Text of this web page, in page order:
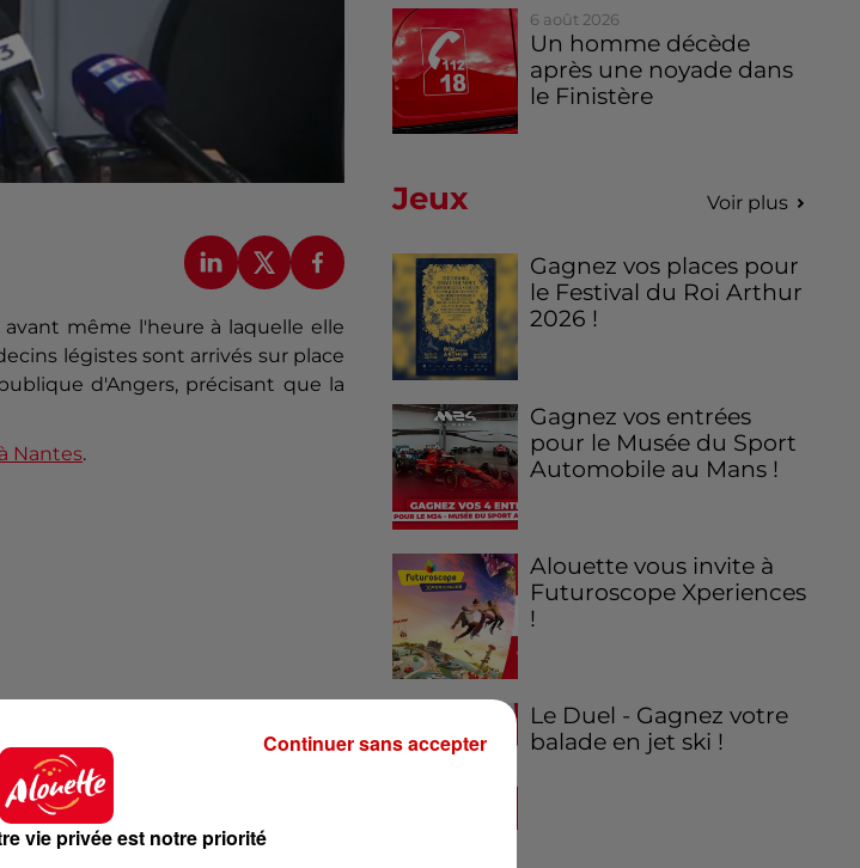
même l'heure à laquelle elle
légistes sont arrivés sur place
d'Angers, précisant que la
Nantes.
6 août 2026
Un homme décède
après une noyade dans
le Finistère
Jeux Voir plus
Gagnez vos places pour
le Festival du Roi Arthur
2026 !
Gagnez vos entrées
pour le Musée du Sport
Automobile au Mans !
Alouette vous invite à
Futuroscope Xperiences
!
Le Duel - Gagnez votre
balade en jet ski !
vie privée est notre priorité
Continuer sans accepter